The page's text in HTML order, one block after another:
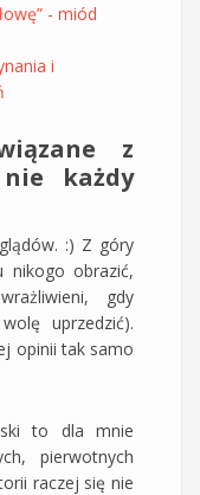
- miód
i
z
każdy
:) Z góry
nikogo obrazić,
gdy
uprzedzić).
opinii tak samo
to dla mnie
pierwotnych
raczej się nie